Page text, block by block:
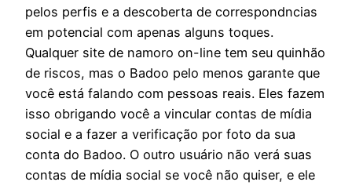
pelos perfis e a descoberta de correspondncias
em potencial com apenas alguns toques.
Qualquer site de namoro on-line tem seu quinhão
de riscos, mas o Badoo pelo menos garante que
você está falando com pessoas reais. Eles fazem
isso obrigando você a vincular contas de mídia
social e a fazer a verificação por foto da sua
conta do Badoo. O outro usuário não verá suas
contas de mídia social se você não quiser, e ele